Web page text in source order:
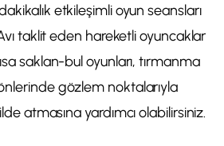
etkileşimli oyun seansları
taklit eden hareketli oyuncaklar
saklan-bul oyunları, tırmanma
gözlem noktalarıyla
atmasına yardımcı olabilirsiniz.